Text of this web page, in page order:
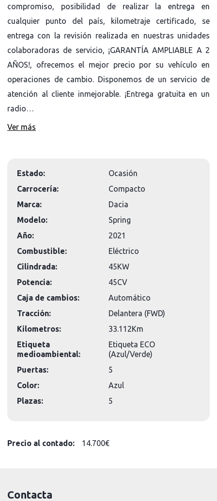
compromiso, posibilidad de realizar la entrega en
cualquier punto del país, kilometraje certificado, se
entrega con la revisión realizada en nuestras unidades
colaboradoras de servicio, ¡GARANTÍA AMPLIABLE A 2
AÑOS!, ofrecemos el mejor precio por su vehículo en
operaciones de cambio. Disponemos de un servicio de
atención al cliente inmejorable. ¡Entrega gratuita en un
radio…
Ver más
Estado:
Ocasión
Carrocería:
Compacto
Marca:
Dacia
Modelo:
Spring
Año:
2021
Combustible:
Eléctrico
Cilindrada:
45KW
Potencia:
45CV
Caja de cambios:
Automático
Tracción:
Delantera (FWD)
Kilometros:
33.112Km
Etiqueta
medioambiental:
Etiqueta ECO
(Azul/Verde)
Puertas:
5
Color:
Azul
Plazas:
5
Precio al contado: 14.700€
Contacta